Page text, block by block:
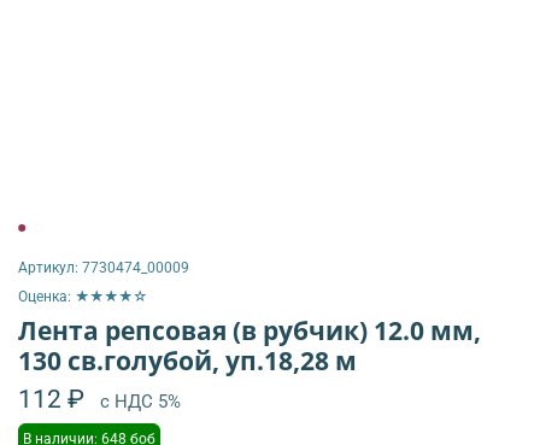
Артикул: 7730474_00009
Оценка: ★★★★☆
Лента репсовая (в рубчик) 12.0 мм,
130 св.голубой, уп.18,28 м
112 ₽ с НДС 5%
В наличии: 648 боб